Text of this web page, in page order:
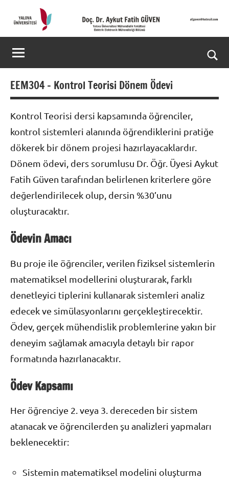
Doç.
Dr.
Aykut
GÜVEN-
World's
top
2%
scientists
2025
Web
Sitesi
aç/
EEM304 – Kontrol Teorisi Dönem Ödevi
Kontrol Teorisi dersi kapsamında öğrenciler,
kontrol sistemleri alanında öğrendiklerini pratiğe
dökerek bir dönem projesi hazırlayacaklardır.
Dönem ödevi, ders sorumlusu Dr. Öğr. Üyesi Aykut
Fatih Güven tarafından belirlenen kriterlere göre
değerlendirilecek olup, dersin %30’unu
oluşturacaktır.
Ödevin Amacı
Bu proje ile öğrenciler, verilen fiziksel sistemlerin
matematiksel modellerini oluşturarak, farklı
denetleyici tiplerini kullanarak sistemleri analiz
edecek ve simülasyonlarını gerçekleştirecektir.
Ödev, gerçek mühendislik problemlerine yakın bir
deneyim sağlamak amacıyla detaylı bir rapor
formatında hazırlanacaktır.
Ödev Kapsamı
Her öğrenciye 2. veya 3. dereceden bir sistem
atanacak ve öğrencilerden şu analizleri yapmaları
beklenecektir:
Sistemin matematiksel modelini oluşturma